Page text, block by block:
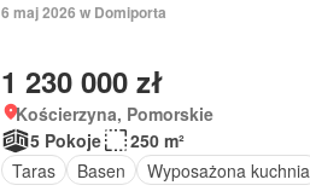
6 maj 2026 w Domiporta
1 230 000 zł
Kościerzyna, Pomorskie
5 Pokoje
250 m²
Taras
Basen Wyposażona kuchnia